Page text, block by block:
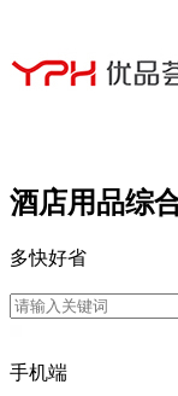
酒店用品综
多快好省
手机端